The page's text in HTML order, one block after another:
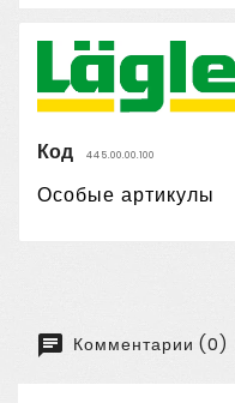
Код 445.00.00.100
Особые артикулы
Комментарии (0)